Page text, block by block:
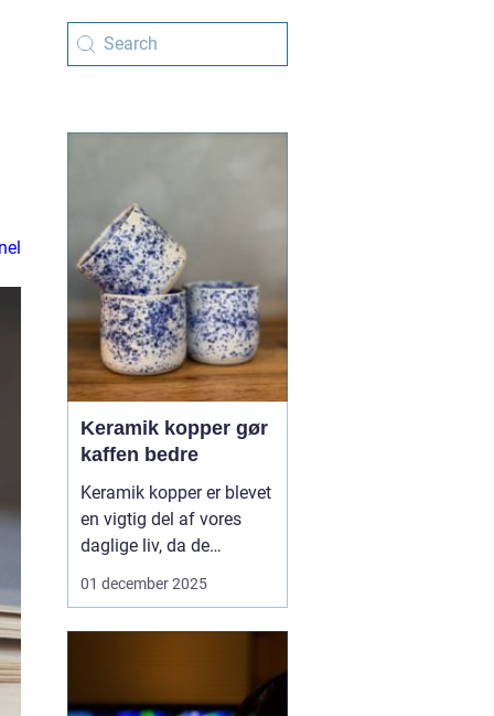
Keramik kopper gør
kaffen bedre
Keramik kopper er blevet
en vigtig del af vores
daglige liv, da de
kombinerer æstetik med
giver disse kopper en
01 december 2025